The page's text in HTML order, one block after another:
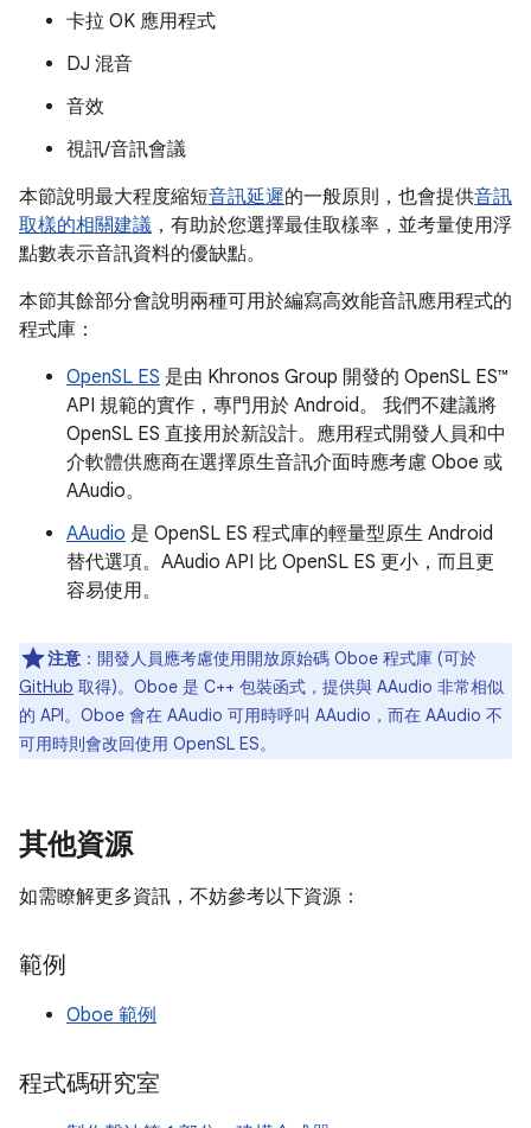
卡拉 OK 應用程式
DJ 混音
音效
視訊/音訊會議
本節說明最大程度縮短音訊延遲的一般原則，也會提供音訊
取樣的相關建議 ，有助於您選擇最佳取樣率，並考量使用浮
點數表示音訊資料的優缺點。
本節其餘部分會說明兩種可用於編寫高效能音訊應用程式的
程式庫：
OpenSL ES 是由 Khronos Group 開發的 OpenSL ES™
API 規範的實作，專門用於 Android。 我們不建議將
OpenSL ES 直接用於新設計。應用程式開發人員和中
介軟體供應商在選擇原生音訊介面時應考慮 Oboe 或
AAudio。
AAudio 是 OpenSL ES 程式庫的輕量型原生 Android
替代選項。AAudio API 比 OpenSL ES 更小，而且更
容易使用。
注意 ： 開發人員應考慮使用開放原始碼 Oboe 程式庫 (可於
GitHub 取得)。Oboe 是 C++ 包裝函式，提供與 AAudio 非常相似
的 API。Oboe 會在 AAudio 可用時呼叫 AAudio，而在 AAudio 不
可用時則會改回使用 OpenSL ES。
其他資源
如需瞭解更多資訊，不妨參考以下資源：
範例
Oboe 範例
程式碼研究室